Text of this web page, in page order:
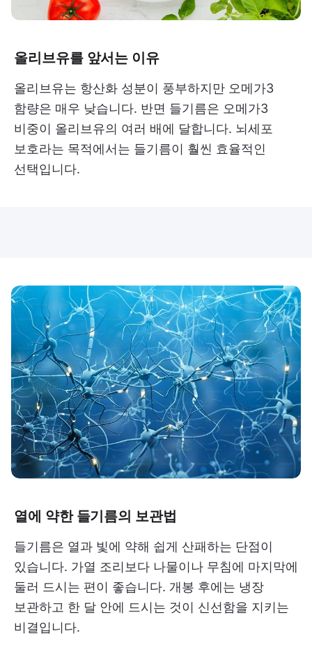
올리브유를 앞서는 이유
올리브유는 항산화 성분이 풍부하지만 오메가3
함량은 매우 낮습니다. 반면 들기름은 오메가3
비중이 올리브유의 여러 배에 달합니다. 뇌세포
보호라는 목적에서는 들기름이 훨씬 효율적인
선택입니다.
열에 약한 들기름의 보관법
들기름은 열과 빛에 약해 쉽게 산패하는 단점이
있습니다. 가열 조리보다 나물이나 무침에 마지막에
둘러 드시는 편이 좋습니다. 개봉 후에는 냉장
보관하고 한 달 안에 드시는 것이 신선함을 지키는
비결입니다.